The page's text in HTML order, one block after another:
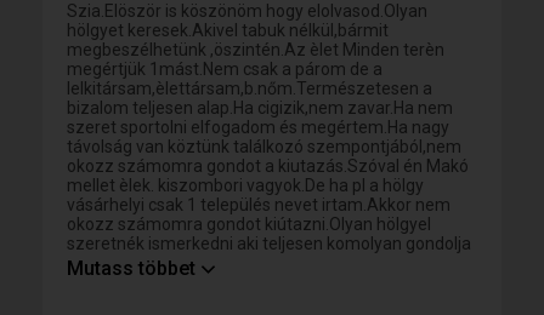
Szia.Elöször is köszönöm hogy elolvasod.Olyan
hölgyet keresek.Akivel tabuk nélkül,bármit
megbeszélhetünk ,öszintén.Az èlet Minden terèn
megértjük 1mást.Nem csak a párom de a
lelkitársam,èlettársam,b.nőm.Természetesen a
bizalom teljesen alap.Ha cigizik,nem zavar.Ha nem
szeret sportolni elfogadom és megértem.Ha nagy
távolság van köztünk találkozó szempontjából,nem
okozz számomra gondot a kiutazás.Szóval én Makó
mellet èlek. kiszombori vagyok.De ha pl a hölgy
vásárhelyi csak 1 település nevet irtam.Akkor nem
okozz számomra gondot kiútazni.Olyan hölgyel
szeretnék ismerkedni aki teljesen komolyan gondolja
a kapcsolat létrehozást.Teljesen komolyak a
Mutass többet